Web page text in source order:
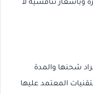
وبأسعار تنافسية لا
شحنها والمدة
المعتمد عليها